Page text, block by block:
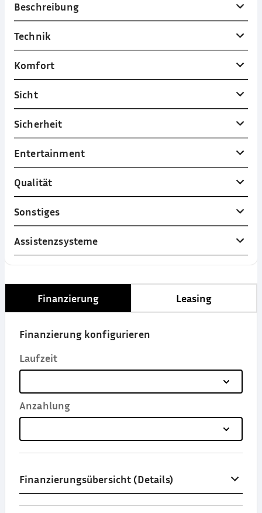
Beschreibung
Technik
Komfort
Sicht
Sicherheit
Entertainment
Qualität
Sonstiges
Assistenzsysteme
Finanzierung Leasing
Finanzierung konfigurieren
Laufzeit
Anzahlung
Finanzierungsübersicht (Details)